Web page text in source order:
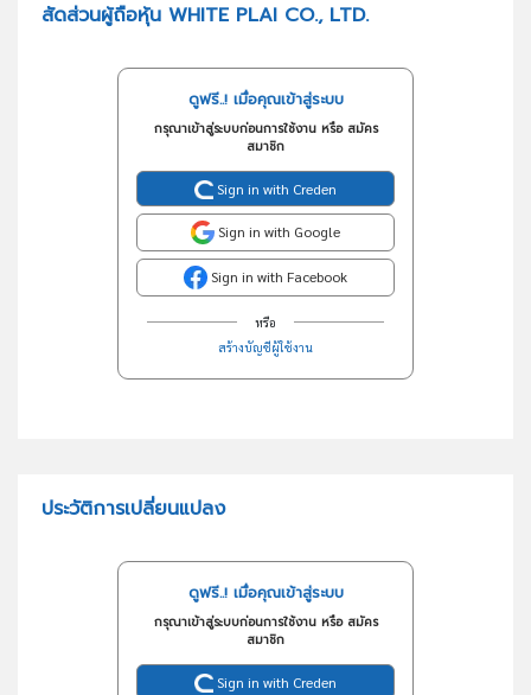
สัดส่วนผู้ถือหุ้น WHITE PLAI CO., LTD.
ดูฟรี..! เมื่อคุณเข้าสู่ระบบ
กรุณาเข้าสู่ระบบก่อนการใช้งาน หรือ สมัคร
สมาชิก
Sign in with Creden
Sign in with Google
Sign in with Facebook
หรือ
สร้างบัญชีผู้ใช้งาน
ประวัติการเปลี่ยนแปลง
ดูฟรี..! เมื่อคุณเข้าสู่ระบบ
กรุณาเข้าสู่ระบบก่อนการใช้งาน หรือ สมัคร
สมาชิก
Sign in with Creden